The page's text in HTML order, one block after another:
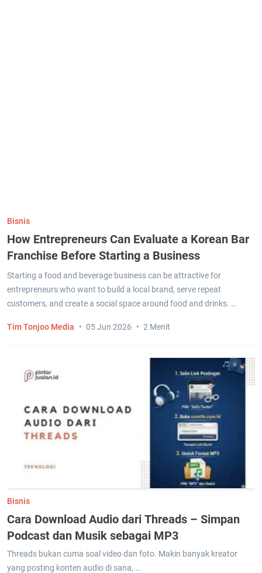
Bisnis
How Entrepreneurs Can Evaluate a Korean Bar
Franchise Before Starting a Business
Starting a food and beverage business can be attractive for
entrepreneurs who want to build a local brand, serve repeat
customers, and create a social space around food and drinks. …
Tim Tonjoo Media 05 Jun 2026 2 Menit
Bisnis
Cara Download Audio dari Threads – Simpan
Podcast dan Musik sebagai MP3
Threads bukan cuma soal video dan foto. Makin banyak kreator
yang posting konten audio di sana, …